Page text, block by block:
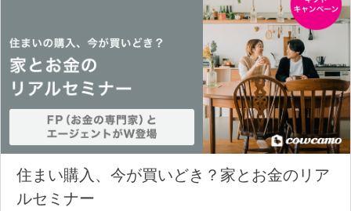
住まい購入、今が買いどき？家とお金のリア
ルセミナー